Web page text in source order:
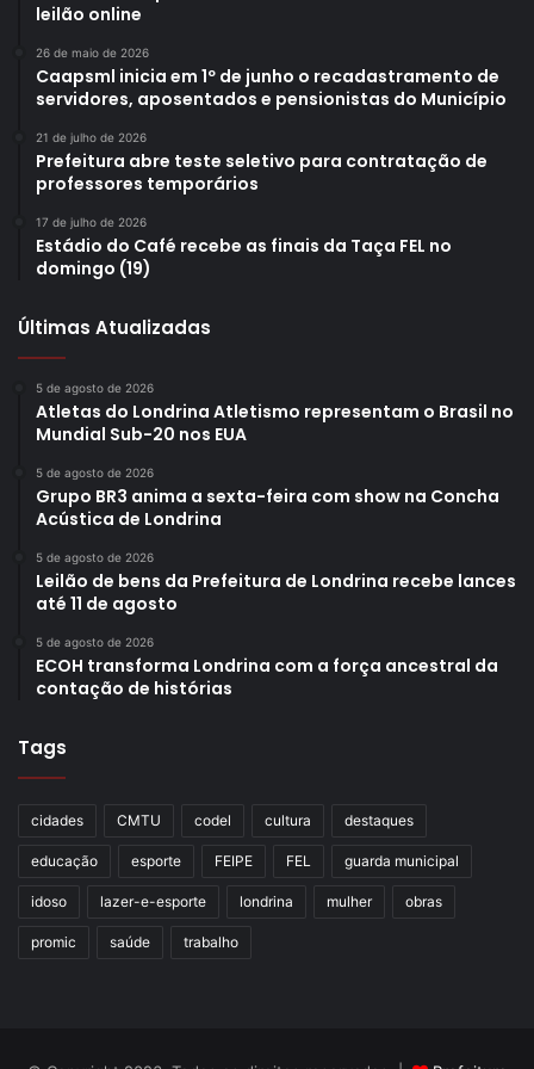
O antigomobilismo é um movimento que busca a
clássicos antigos, com o objetivo de manter viva a história
desses automóveis. Em Londrina há alguns clubes ligados
à área como o Quadrados Londrina, Kustom Garagem e
Opaleiros Londrina, que solicitaram a criação da data. Todo
primeiro domingo do mês, das 8h às 14h, os grupos se
reúnem no estacionamento do Boulevard Shopping.
Foto: Gustavo Takaki
A vereadora professora Flávia Cabral acompahou o
prefeito e o vereador Matheus Thum na sanção da Lei
Dia Municipal do Antigomobilista a ser comemorado todo
leilão online
26 de maio de 2026
Caapsml inicia em 1º de junho o recadastramento de
servidores, aposentados e pensionistas do Município
21 de julho de 2026
Prefeitura abre teste seletivo para contratação de
professores temporários
17 de julho de 2026
Estádio do Café recebe as finais da Taça FEL no
domingo (19)
Últimas Atualizadas
5 de agosto de 2026
Atletas do Londrina Atletismo representam o Brasil no
Mundial Sub-20 nos EUA
5 de agosto de 2026
Grupo BR3 anima a sexta-feira com show na Concha
Acústica de Londrina
5 de agosto de 2026
Leilão de bens da Prefeitura de Londrina recebe lances
até 11 de agosto
5 de agosto de 2026
ECOH transforma Londrina com a força ancestral da
contação de histórias
Tags
cidades CMTU codel cultura destaques
educação esporte FEIPE FEL guarda municipal
idoso lazer-e-esporte londrina mulher obras
promic saúde trabalho